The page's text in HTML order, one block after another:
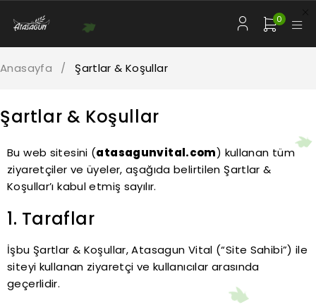
0
Şartlar & Koşullar
Anasayfa / Şartlar & Koşullar
Bu web sitesini (atasagunvital.com) kullanan tüm
ziyaretçiler ve üyeler, aşağıda belirtilen Şartlar &
Koşullar’ı kabul etmiş sayılır.
1. Taraflar
İşbu Şartlar & Koşullar, Atasagun Vital (“Site Sahibi”) ile
siteyi kullanan ziyaretçi ve kullanıcılar arasında
geçerlidir.